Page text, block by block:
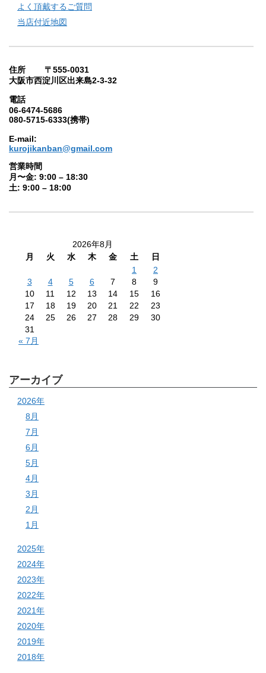
よく頂戴するご質問
当店付近地図
住所 〒555-0031
大阪市西淀川区出来島2-3-32
電話
06-6474-5686
080-5715-6333(携帯)
E-mail:
kurojikanban@gmail.com
営業時間
月〜金: 9:00 – 18:30
土: 9:00 – 18:00
2026年8月
月
火 水 木 金 土
日
1
2
3
4 5 6 7 8
9
10
11 12 13 14 15
16
17
18 19 20 21 22
23
24
25 26 27 28 29
30
31
« 7月
アーカイブ
2026年
8月
7月
6月
5月
4月
3月
2月
1月
2025年
2024年
2023年
2022年
2021年
2020年
2019年
2018年